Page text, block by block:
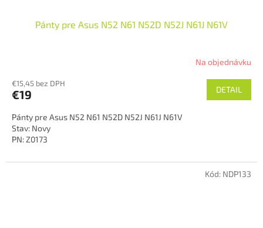
Pánty pre Asus N52 N61 N52D N52J N61J N61V
Na objednávku
€15,45 bez DPH
€19 DETAIL
Pánty pre Asus N52 N61 N52D N52J N61J N61V
Stav: Novy
PN: Z0173
Kód: NDP133